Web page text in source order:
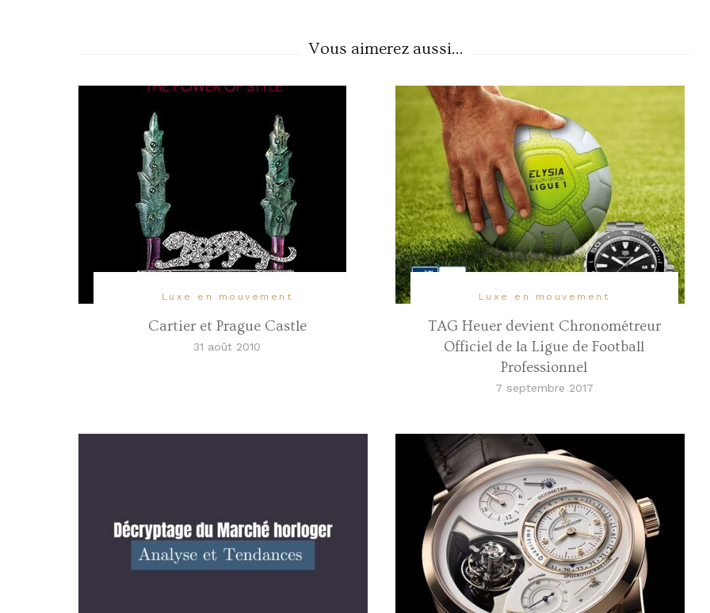
Vous aimerez aussi...
Luxe en mouvement
Cartier et Prague Castle
31 août 2010
Luxe en mouvement
TAG Heuer devient Chronométreur
Officiel de la Ligue de Football
Professionnel
7 septembre 2017